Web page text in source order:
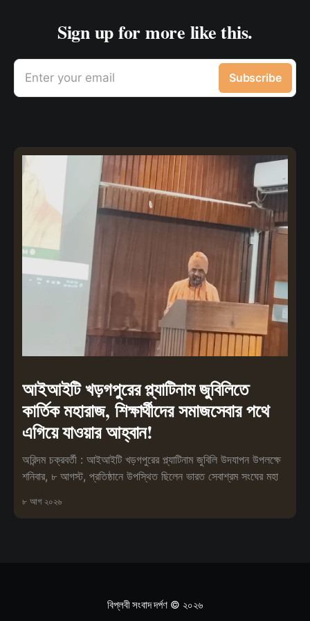
Sign up for more like this.
Enter your email Subscribe
আইআইটি খড়গপুরের প্ল্যাটিনাম জুবিলিতে
কার্তিক মহারাজ, শিক্ষার্থীদের সমাজসেবার পথে
এগিয়ে যাওয়ার আহ্বান!
অরিন্দম চক্রবর্তী : আইআইটি খড়গপুরের প্ল্যাটিনাম জুবিলি উদযাপন উপলক্ষে
শনিবার, ৮ আগস্ট, প্রতিষ্ঠানে উপস্থিত ছিলেন ভারত সেবাশ্রম সংঘের মহা
৮ আগ ২০২৬
বিপ্লবী সংবাদ দর্পণ© ২০২৬